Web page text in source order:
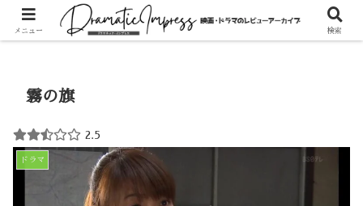
ドラマ
霧の旗
2.5
ドラマ
メニュー 検索